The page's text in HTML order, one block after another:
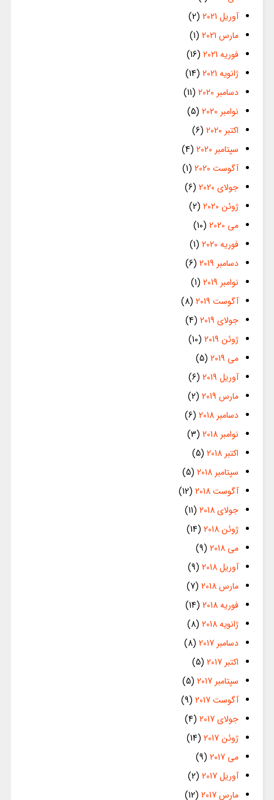
آوریل 2021
(2)
مارس 2021
(1)
فوریه 2021
(16)
ژانویه 2021
(14)
دسامبر 2020
(11)
نوامبر 2020
(5)
اکتبر 2020
(6)
سپتامبر 2020
(4)
آگوست 2020
(1)
جولای 2020
(6)
ژوئن 2020
(2)
می 2020
(10)
فوریه 2020
(1)
دسامبر 2019
(6)
نوامبر 2019
(1)
آگوست 2019
(8)
جولای 2019
(4)
ژوئن 2019
(10)
می 2019
(5)
آوریل 2019
(6)
مارس 2019
(2)
دسامبر 2018
(6)
نوامبر 2018
(3)
اکتبر 2018
(5)
سپتامبر 2018
(5)
آگوست 2018
(12)
جولای 2018
(11)
ژوئن 2018
(14)
می 2018
(9)
آوریل 2018
(9)
مارس 2018
(7)
فوریه 2018
(14)
ژانویه 2018
(8)
دسامبر 2017
(8)
اکتبر 2017
(5)
سپتامبر 2017
(5)
آگوست 2017
(9)
جولای 2017
(4)
ژوئن 2017
(14)
می 2017
(9)
آوریل 2017
(2)
مارس 2017
(12)